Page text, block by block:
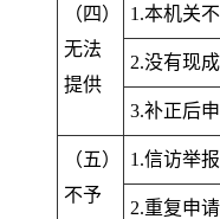
（四）
无法
提供
1.本机关
2.没有现
3.补正后
（五）
不予
1.信访举
2.重复申请